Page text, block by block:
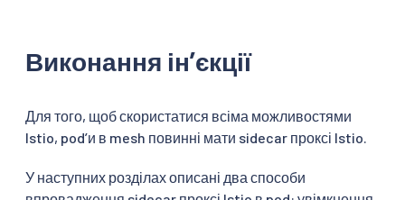
Виконання інʼєкції
Для того, щоб скористатися всіма можливостями
Istio, podʼи в mesh повинні мати sidecar проксі Istio.
У наступних розділах описані два способи